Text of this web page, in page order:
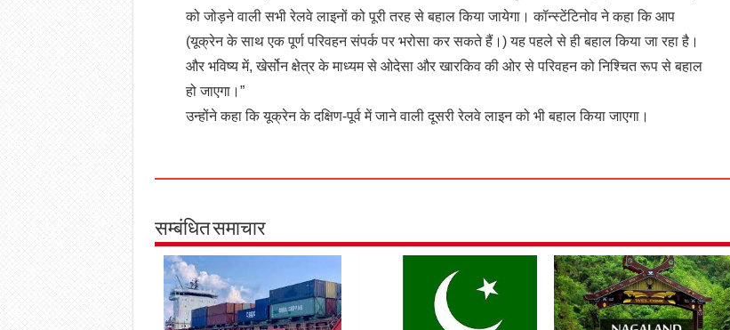
को जोड़ने वाली सभी रेलवे लाइनों को पूरी तरह से बहाल किया जायेगा। कॉन्स्टेंटिनोव ने कहा कि आप
(यूक्रेन के साथ एक पूर्ण परिवहन संपर्क पर भरोसा कर सकते हैं।) यह पहले से ही बहाल किया जा रहा है।
और भविष्य में, खेर्सोन क्षेत्र के माध्यम से ओदेसा और खारकिव की ओर से परिवहन को निश्चित रूप से बहाल
हो जाएगा।”
उन्होंने कहा कि यूक्रेन के दक्षिण-पूर्व में जाने वाली दूसरी रेलवे लाइन को भी बहाल किया जाएगा।
सम्बंधित समाचार